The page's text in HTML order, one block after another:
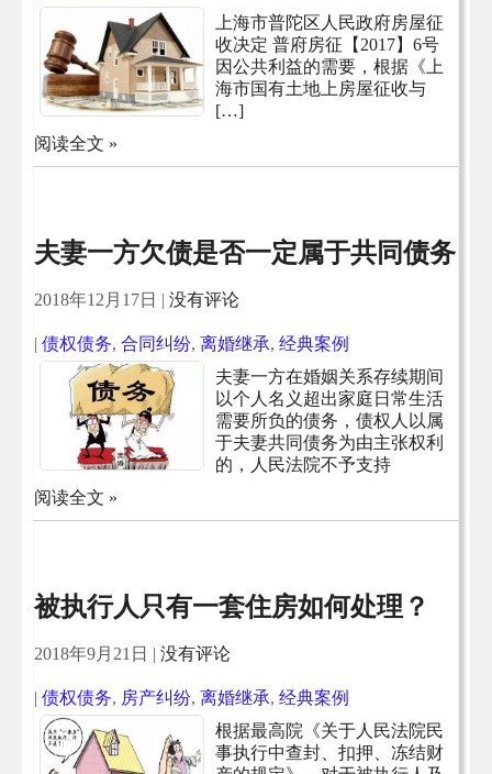
上海市普陀区人民政府房屋征
收决定 普府房征【2017】6号
因公共利益的需要，根据《上
海市国有土地上房屋征收与
[…]
阅读全文 »
夫妻一方欠债是否一定属于共同债务
2018年12月17日 | 没有评论
| 债权债务, 合同纠纷, 离婚继承, 经典案例
夫妻一方在婚姻关系存续期间
以个人名义超出家庭日常生活
需要所负的债务，债权人以属
于夫妻共同债务为由主张权利
的，人民法院不予支持
阅读全文 »
被执行人只有一套住房如何处理？
2018年9月21日 | 没有评论
| 债权债务, 房产纠纷, 离婚继承, 经典案例
根据最高院《关于人民法院民
事执行中查封、扣押、冻结财